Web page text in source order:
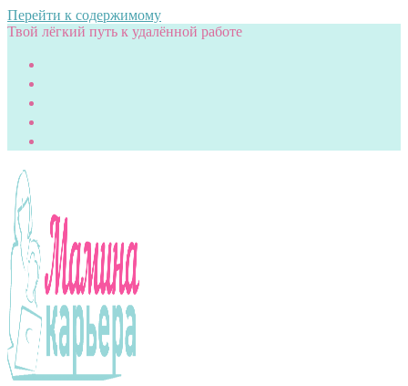
Перейти к содержимому
Твой лёгкий путь к удалённой работе